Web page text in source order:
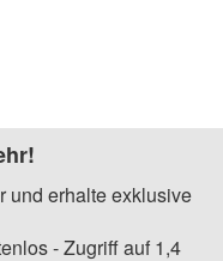
und erhalte exklusive
- Zugriff auf 1,4